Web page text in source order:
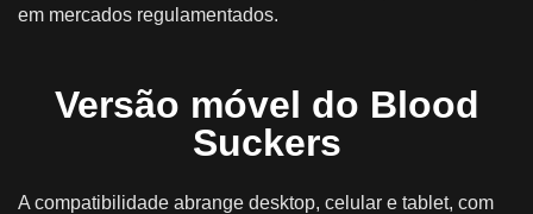
em mercados regulamentados.
Versão móvel do Blood
Suckers
A compatibilidade abrange desktop, celular e tablet, com